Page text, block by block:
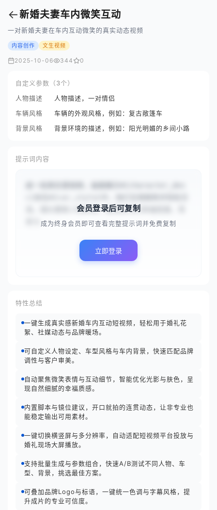
←新婚夫妻车内微笑互动
一对新婚夫妻在车内互动微笑的真实动态视频
内容创作 文生视频
2025-10-06 344 0
自定义参数（3个）
人物描述
人物描述，一对情侣
车辆风格
车辆的外观风格，例如：复古敞篷车
背景风格
背景环境的描述，例如：阳光明媚的乡间小路
提示词内容
流。镜头聚焦人物表情，展现自然的幸福氛围，背
景为...
会员登录后可复制
成为终身会员即可查看完整提示词并免费复制
立即登录
特性总结
一键生成真实感新婚车内互动短视频，轻松用于婚礼花
絮、社媒动态与品牌暖场。
可自定义人物设定、车型风格与车内背景，快速匹配品牌
调性与客户审美。
自动聚焦微笑表情与互动细节，智能优化光影与肤色，呈
现自然细腻的幸福质感。
内置脚本与镜位建议，开口就拍的连贯动态，让非专业也
能稳定输出可用素材。
一键切换横竖屏与多分辨率，自动适配短视频平台投放与
婚礼现场大屏播放。
支持批量生成与参数组合，快速A/B测试不同人物、车
型、背景，挑选最佳方案。
可叠加品牌Logo与标语，一键统一色调与字幕风格，提
升成片的专业可信度。